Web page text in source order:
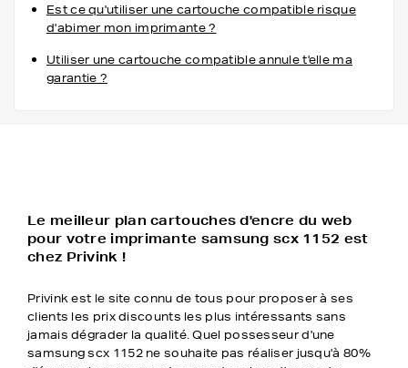
Est ce qu'utiliser une cartouche compatible risque
d'abimer mon imprimante ?
Utiliser une cartouche compatible annule t'elle ma
garantie ?
Le meilleur plan cartouches d'encre du web
pour votre imprimante samsung scx 1152 est
chez Privink !
Privink est le site connu de tous pour proposer à ses
clients les prix discounts les plus intéressants sans
jamais dégrader la qualité. Quel possesseur d'une
samsung scx 1152 ne souhaite pas réaliser jusqu'à 80%